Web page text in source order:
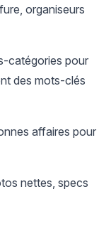
organiseurs
catégories pour
des mots-clés
affaires pour
nettes, specs